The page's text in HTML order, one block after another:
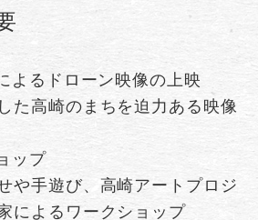
よるドローン映像の上映
た高崎のまちを迫力ある映像
ップ
や手遊び、高崎アートプロジ
によるワークショップ